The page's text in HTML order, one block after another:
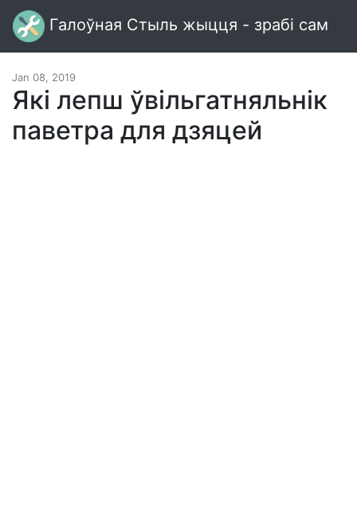
Галоўная Стыль жыцця - зрабі сам
Jan 08, 2019
Які лепш ўвільгатняльнік
паветра для дзяцей